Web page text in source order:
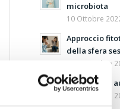
microbiota
10 Ottobre
Approccio
della sfera
27 Settembre
Depurarsi in
21 Settembre